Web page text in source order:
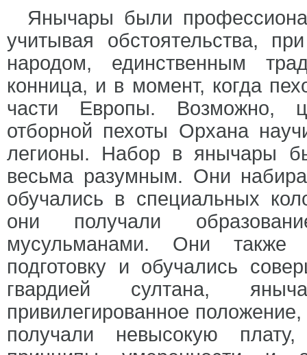
Янычары были
учитывая обстоятельства,
народом, единственным
конница, и в момент, когда
части Европы. Возможно,
отборной пехоты Орхана
легионы. Набор в янычары
весьма разумным. Они
обучались в специальных
они получали
мусульманами. Они также
подготовку и обучались
гвардией султана,
привилегированное
получали невысокую